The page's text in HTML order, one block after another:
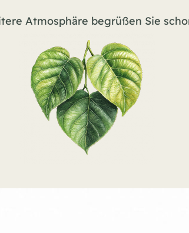
Atmosphäre begrüßen Sie